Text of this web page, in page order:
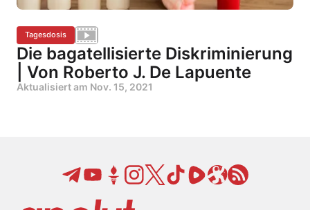
Tagesdosis
Die bagatellisierte Diskriminierung
| Von Roberto J. De Lapuente
Aktualisiert am Nov. 15, 2021